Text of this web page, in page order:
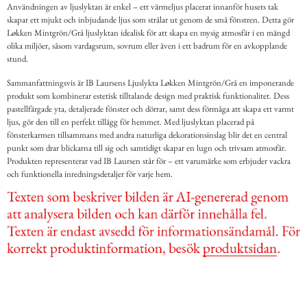
Användningen av ljuslyktan är enkel – ett värmeljus placerat innanför husets tak
skapar ett mjukt och inbjudande ljus som strålar ut genom de små fönstren. Detta gör
Løkken Mintgrön/Grå ljuslyktan idealisk för att skapa en mysig atmosfär i en mängd
olika miljöer, såsom vardagsrum, sovrum eller även i ett badrum för en avkopplande
stund.
Sammanfattningsvis är IB Laursens Ljuslykta Løkken Mintgrön/Grå en imponerande
produkt som kombinerar estetisk tilltalande design med praktisk funktionalitet. Dess
pastellfärgade yta, detaljerade fönster och dörrar, samt dess förmåga att skapa ett varmt
ljus, gör den till en perfekt tillägg för hemmet. Med ljuslyktan placerad på
fönsterkarmen tillsammans med andra naturliga dekorationsinslag blir det en central
punkt som drar blickarna till sig och samtidigt skapar en lugn och trivsam atmosfär.
Produkten representerar vad IB Laursen står för – ett varumärke som erbjuder vackra
och funktionella inredningsdetaljer för varje hem.